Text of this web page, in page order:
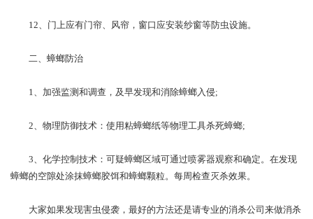
12、门上应有门帘、风帘，窗口应安装纱窗等防虫设施。
二、蟑螂防治
1、加强监测和调查，及早发现和消除蟑螂入侵;
2、物理防御技术：使用粘蟑螂纸等物理工具杀死蟑螂;
3、化学控制技术：可疑蟑螂区域可通过喷雾器观察和确定。在发现
蟑螂的空隙处涂抹蟑螂胶饵和蟑螂颗粒。每周检查灭杀效果。
大家如果发现害虫侵袭，最好的方法还是请专业的消杀公司来做消杀